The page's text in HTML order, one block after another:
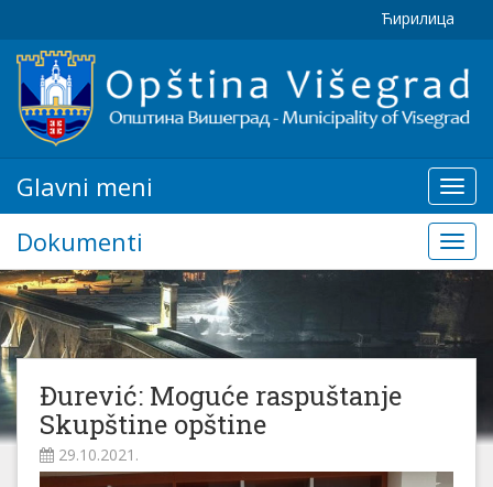
Ћирилица
Glavni
meni
Glavni meni
Dokumenti
Đurević: Moguće raspuštanje
Skupštine opštine
29.10.2021.